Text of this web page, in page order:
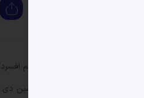
فصلی به شمار می‌رود. علائم
خارج شدن از خانه، مصرف ویتامین دی